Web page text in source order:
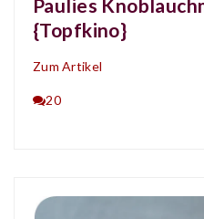
Paulies
{Topfkino}
Zum Artikel
20